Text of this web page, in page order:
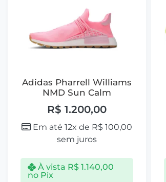
Adidas Pharrell Williams
NMD Sun Calm
R$ 1.200,00
Em até 12x de R$ 100,00
sem juros
À vista R$1.140,00
no Pix